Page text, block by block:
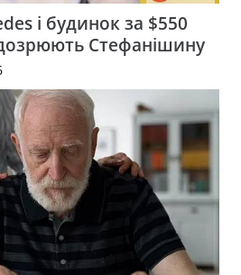
і будинок за $550
Стефанішину